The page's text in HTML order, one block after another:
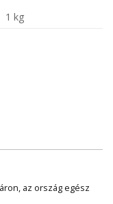
1 kg
az ország egész